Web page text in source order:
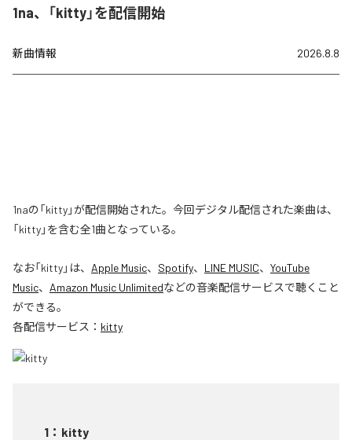
1na、「kitty」を配信開始
新曲情報 2026.8.8
1naの「kitty」が配信開始された。今回デジタル配信された楽曲は、
「kitty」を含む全1曲となっている。
なお「kitty」は、 Apple Music、 Spotify、 LINE MUSIC、 YouTube
Music、 Amazon Music Unlimitedなどの音楽配信サービスで聴くこと
ができる。
各配信サービス： kitty
1 ： kitty